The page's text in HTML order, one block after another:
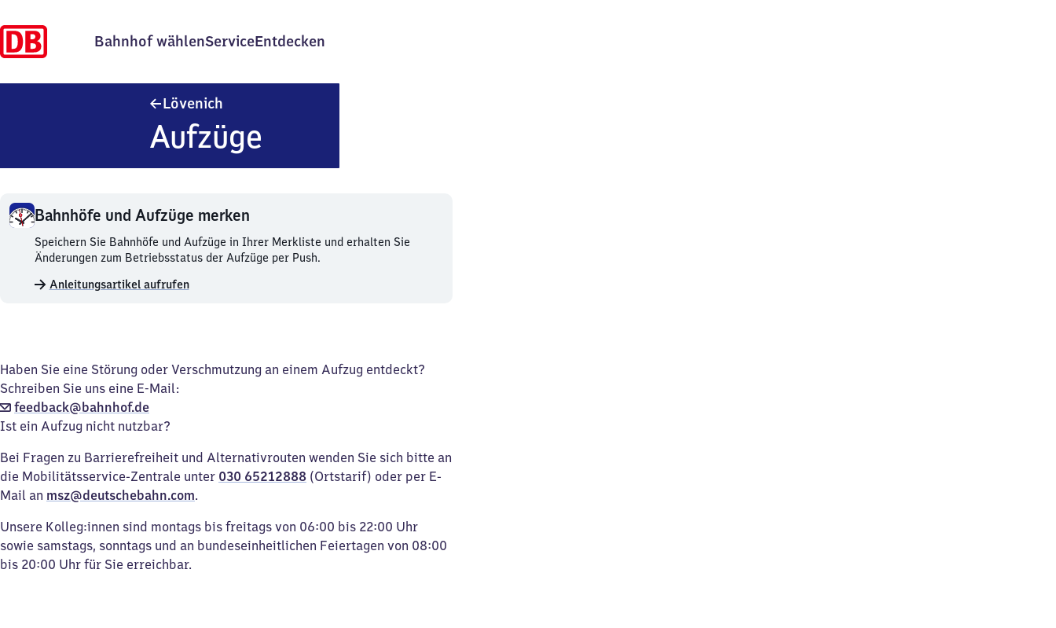
Bahnhof wählenServiceEntdecken
Lövenich
Aufzüge
Bahnhöfe und Aufzüge merken
Bahnhöfe
und
merken.
Speichern Sie Bahnhöfe und Aufzüge in Ihrer Merkliste und erhalten Sie
Änderungen zum Betriebsstatus der Aufzüge per Push.
Anleitungsartikel aufrufen
Haben Sie eine Störung oder Verschmutzung an einem Aufzug entdeckt?
Schreiben Sie uns eine E-Mail:
feedback@bahnhof.de
Ist ein Aufzug nicht nutzbar?
Bei Fragen zu Barrierefreiheit und Alternativrouten wenden Sie sich bitte an
die Mobilitätsservice-Zentrale unter 030 65212888 (Ortstarif) oder per E-
Mail an msz@deutschebahn.com.
Unsere Kolleg:innen sind montags bis freitags von 06:00 bis 22:00 Uhr
sowie samstags, sonntags und an bundeseinheitlichen Feiertagen von 08:00
bis 20:00 Uhr für Sie erreichbar.